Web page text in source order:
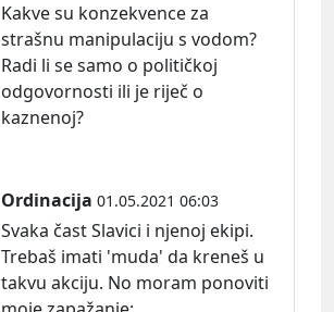
Kakve su konzekvence za
strašnu manipulaciju s vodom?
Radi li se samo o političkoj
odgovornosti ili je riječ o
kaznenoj?
Ordinacija 01.05.2021 06:03
Svaka čast Slavici i njenoj ekipi.
Trebaš imati 'muda' da kreneš u
takvu akciju. No moram ponoviti